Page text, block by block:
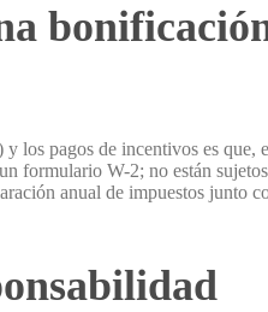
los pagos de incentivos es que,
formulario W-2; no están
anual de impuestos junto